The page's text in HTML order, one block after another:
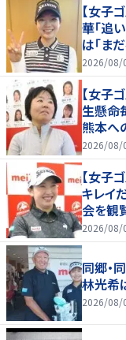
【女子
華「追
は「ま
2026/08/
【女子
生懸命
熊本へ
2026/08/
【女子
キレイ
会を観
2026/08/
同郷・
林光希
2026/08/